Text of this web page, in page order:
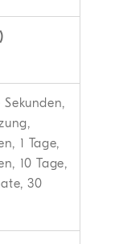
Sekunden,
1 Tage,
10 Tage,
30